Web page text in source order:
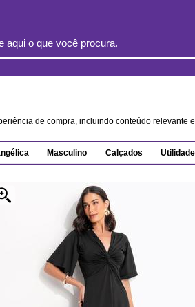
de compra, incluindo conteúdo
Masculino Calçados